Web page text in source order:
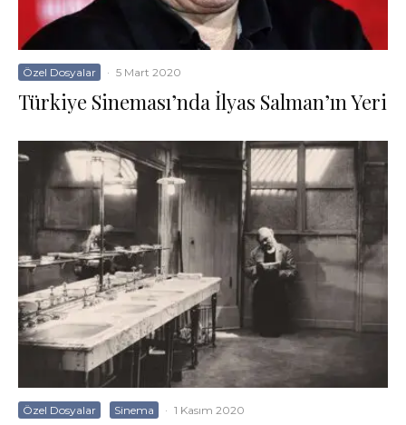
Özel Dosyalar · 5 Mart 2020
Türkiye Sineması’nda İlyas Salman’ın Yeri
Özel Dosyalar Sinema · 1 Kasım 2020